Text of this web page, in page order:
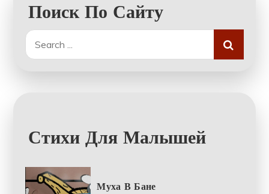
Поиск По Сайту
Search
for:
Стихи Для Малышей
Муха В Бане